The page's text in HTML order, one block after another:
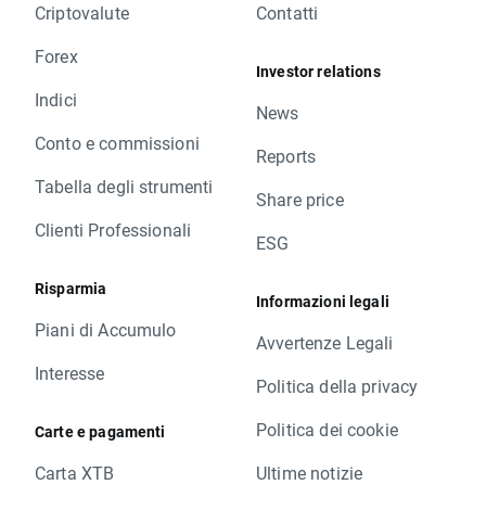
Criptovalute
Forex
Indici
Conto e commissioni
Tabella degli strumenti
Clienti Professionali
Risparmia
Piani di Accumulo
Interesse
Carte e pagamenti
Carta XTB
Contatti
Investor relations
News
Reports
Share price
ESG
Informazioni legali
Avvertenze Legali
Politica della privacy
Politica dei cookie
Ultime notizie